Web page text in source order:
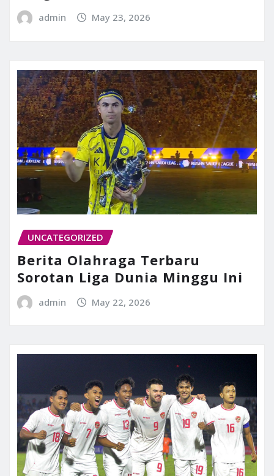
admin May 23, 2026
UNCATEGORIZED
Berita Olahraga Terbaru
Sorotan Liga Dunia Minggu Ini
admin May 22, 2026